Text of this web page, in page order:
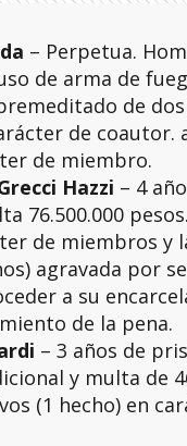
– Perpetua.
de arma de
de
de coautor.
de miembro.
Hazzi – 4
76.500.000
de miembros y
agravada por
a su
de la pena.
– 3 años de
y multa de
(1 hecho) en